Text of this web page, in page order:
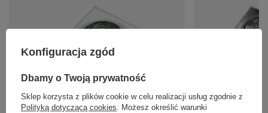
39,00 zł / szt. 75,00 zł
Konfiguracja zgód
Dbamy o Twoją prywatność
Sklep korzysta z plików cookie w celu realizacji usług zgodnie z
Polityką dotyczącą cookies. Możesz określić warunki